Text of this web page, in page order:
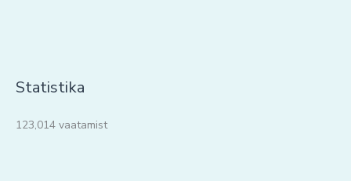
Statistika
123,014 vaatamist